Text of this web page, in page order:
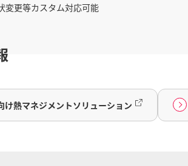
変更等カスタム対応可能
け熱マネジメントソリューション